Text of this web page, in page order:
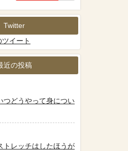
Twitter
イート
近の投稿
つどうやって身につい
トレッチはしたほうが